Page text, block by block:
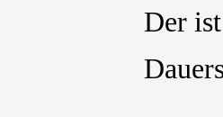
Der